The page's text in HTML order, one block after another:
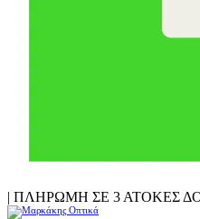
| ΠΛΗΡΩΜΗ ΣΕ 3 ΑΤΟΚΕΣ